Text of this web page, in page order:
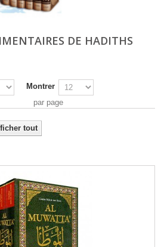
DE HADITHS
Montrer
par page
tout